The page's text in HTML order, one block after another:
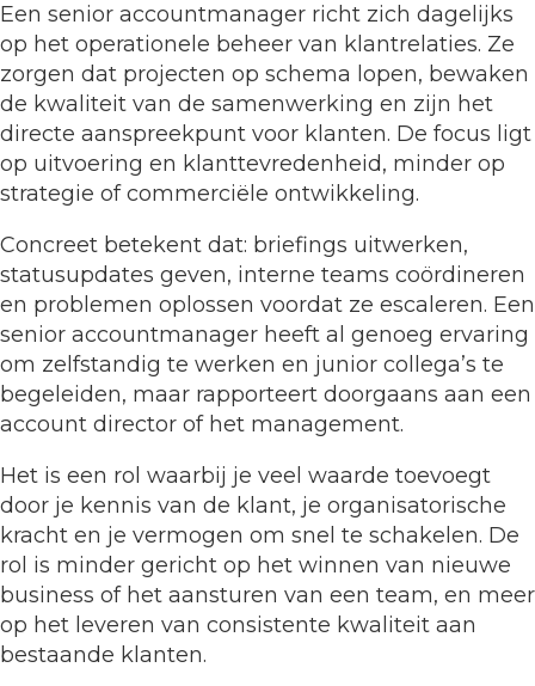
Een senior accountmanager richt zich dagelijks
op het operationele beheer van klantrelaties. Ze
zorgen dat projecten op schema lopen, bewaken
de kwaliteit van de samenwerking en zijn het
directe aanspreekpunt voor klanten. De focus ligt
op uitvoering en klanttevredenheid, minder op
strategie of commerciële ontwikkeling.
Concreet betekent dat: briefings uitwerken,
statusupdates geven, interne teams coördineren
en problemen oplossen voordat ze escaleren. Een
senior accountmanager heeft al genoeg ervaring
om zelfstandig te werken en junior collega’s te
begeleiden, maar rapporteert doorgaans aan een
account director of het management.
Het is een rol waarbij je veel waarde toevoegt
door je kennis van de klant, je organisatorische
kracht en je vermogen om snel te schakelen. De
rol is minder gericht op het winnen van nieuwe
business of het aansturen van een team, en meer
op het leveren van consistente kwaliteit aan
bestaande klanten.